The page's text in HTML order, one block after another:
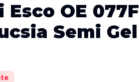
OE 077F
Semi Gel